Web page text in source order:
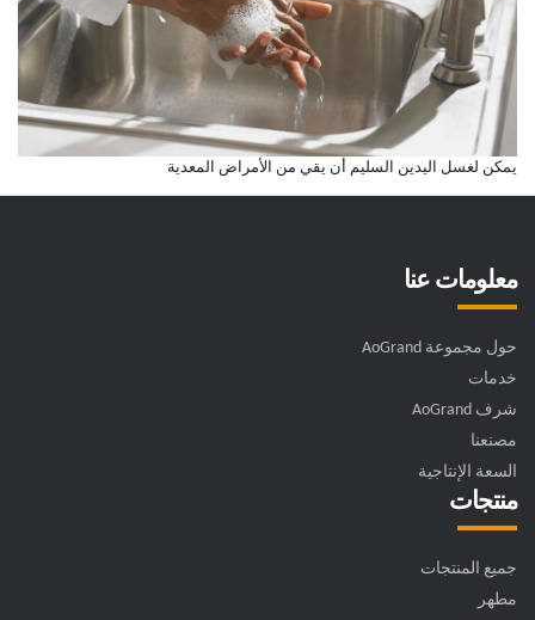
يمكن لغسل اليدين السليم أن يقي من الأمراض المعدية
معلومات عنا
حول مجموعة AoGrand
خدمات
شرف AoGrand
مصنعنا
السعة الإنتاجية
منتجات
جميع المنتجات
مطهر